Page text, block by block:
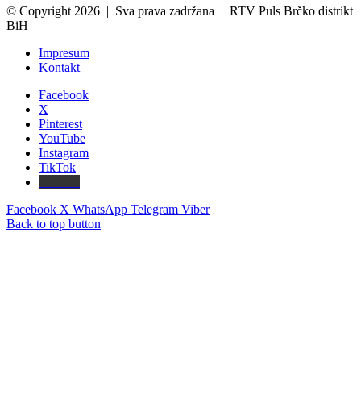
© Copyright 2026 | Sva prava zadržana | RTV Puls Brčko distrikt
BiH
Impresum
Kontakt
Facebook
X
Pinterest
YouTube
Instagram
TikTok
Facebook X WhatsApp Telegram Viber
Back to top button